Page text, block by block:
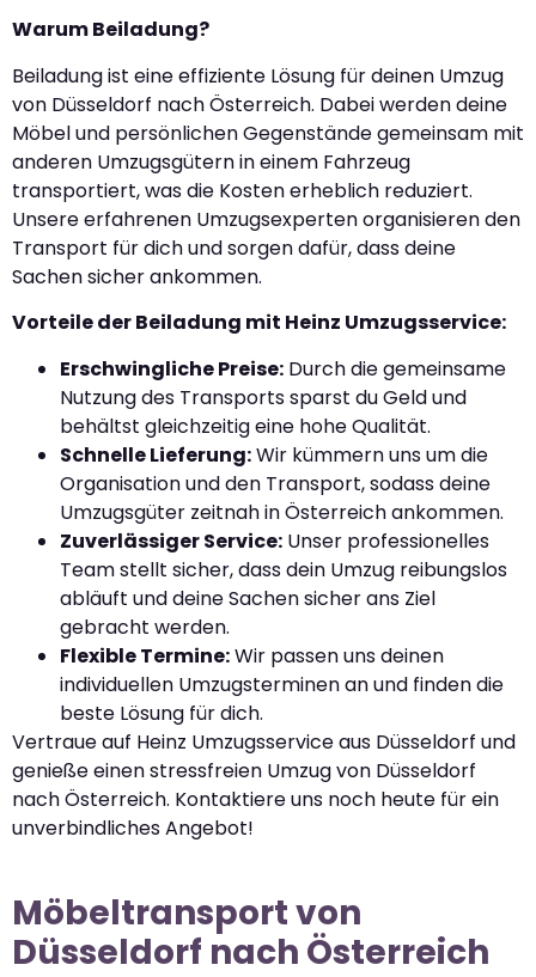
Warum Beiladung?
Beiladung ist eine effiziente Lösung für deinen Umzug
von Düsseldorf nach Österreich. Dabei werden deine
Möbel und persönlichen Gegenstände gemeinsam mit
anderen Umzugsgütern in einem Fahrzeug
transportiert, was die Kosten erheblich reduziert.
Unsere erfahrenen Umzugsexperten organisieren den
Transport für dich und sorgen dafür, dass deine
Sachen sicher ankommen.
Vorteile der Beiladung mit Heinz Umzugsservice:
Erschwingliche Preise: Durch die gemeinsame
Nutzung des Transports sparst du Geld und
behältst gleichzeitig eine hohe Qualität.
Schnelle Lieferung:Wir kümmern uns um die
Organisation und den Transport, sodass deine
Umzugsgüter zeitnah in Österreich ankommen.
Zuverlässiger Service: Unser professionelles
Team stellt sicher, dass dein Umzug reibungslos
abläuft und deine Sachen sicher ans Ziel
gebracht werden.
Flexible Termine:Wir passen uns deinen
individuellen Umzugsterminen an und finden die
beste Lösung für dich.
Vertraue auf Heinz Umzugsservice aus Düsseldorf und
genieße einen stressfreien Umzug von Düsseldorf
nach Österreich. Kontaktiere uns noch heute für ein
unverbindliches Angebot!
Möbeltransport von
Düsseldorf nach Österreich